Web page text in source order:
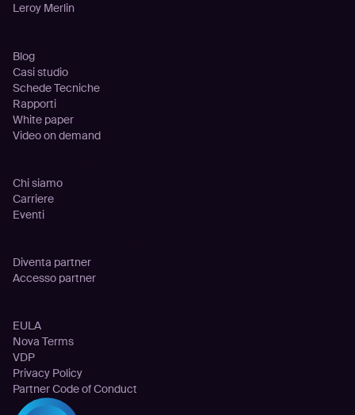
Leroy Merlin
Blog
Casi studio
Schede Tecniche
Rapporti
White paper
Video on demand
Chi siamo
Carriere
Eventi
Diventa partner
Accesso partner
EULA
Nova Terms
VDP
Privacy Policy
Partner Code of Conduct